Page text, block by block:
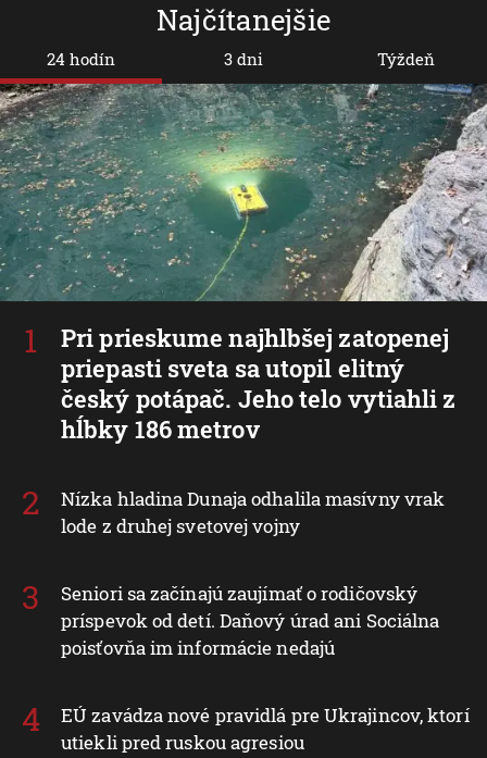
Najčítanejšie
24 hodín
Pri prieskume najhlbšej zatopenej
priepasti sveta sa utopil elitný
český potápač. Jeho telo vytiahli z
hĺbky 186 metrov
Nízka hladina Dunaja odhalila masívny vrak
lode z druhej svetovej vojny
Seniori sa začínajú zaujímať o rodičovský
príspevok od detí. Daňový úrad ani Sociálna
poisťovňa im informácie nedajú
EÚ zavádza nové pravidlá pre Ukrajincov, ktorí
utiekli pred ruskou agresiou
3 dni Týždeň